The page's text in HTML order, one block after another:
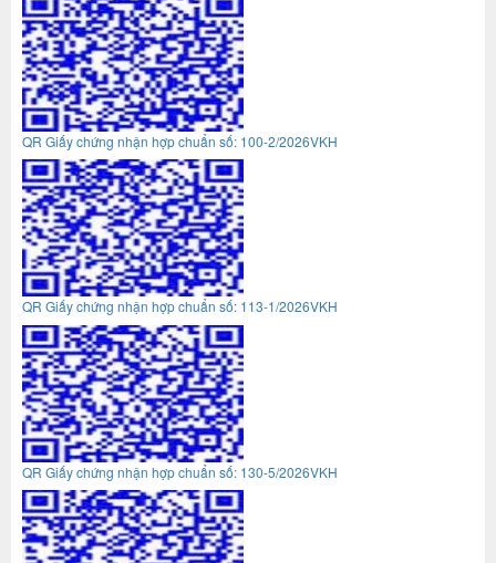
QR Giấy chứng nhận hợp chuẩn số: 100-2/2026VKH
QR Giấy chứng nhận hợp chuẩn số: 113-1/2026VKH
QR Giấy chứng nhận hợp chuẩn số: 130-5/2026VKH